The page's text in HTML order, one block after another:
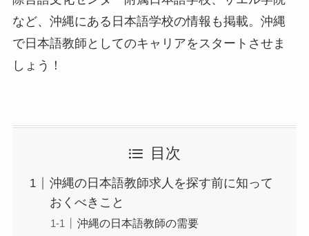
など、沖縄にある日本語学校の情報も掲載。沖縄
で日本語教師としてのキャリアをスタートさせま
しょう！
目次
沖縄の日本語教師求人を探す前に知って
おくべきこと
沖縄の日本語教師の需要